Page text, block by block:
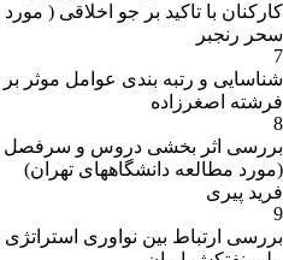
کارکنان با تاکید بر جو اخلاقی (
سحر رنجبر
7
شناسایی و رتبه بندی عوامل موثر
فرشته اصغرزاده
8
بررسی اثر بخشی دروس و سرفصل
(مورد مطالعه دانشگاههای تهران)
فرید پیری
9
بررسی ارتباط بین نواوری